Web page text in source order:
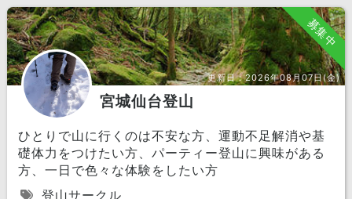
募集中
更新日：2026年08月07日(金)
宮城仙台登山
ひとりで山に行くのは不安な方、運動不足解消や基
礎体力をつけたい方、パーティー登山に興味がある
方、一日で色々な体験をしたい方
登山サークル